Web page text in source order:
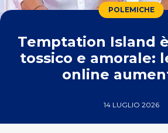
POLEMICHE
Temptation Island
tossico e amorale:
online
14 LUGLIO 2026